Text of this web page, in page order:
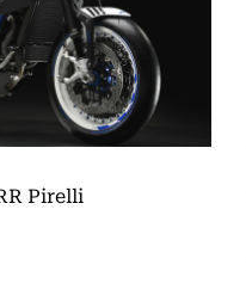
Pirelli